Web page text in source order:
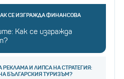
СЕ ИЗГРАЖДА ФИНАНСОВА
Как се изгражда
И ЛИПСА НА СТРАТЕГИЯ:
БЪЛГАРСКИЯ ТУРИЗЪМ?